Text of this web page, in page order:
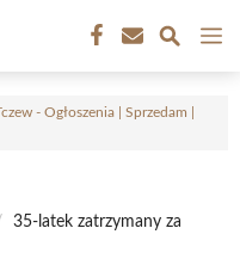
- Ogłoszenia | Sprzedam |
35-latek zatrzymany za